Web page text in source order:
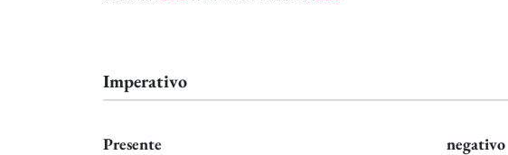
Imperativo
Presente negativo